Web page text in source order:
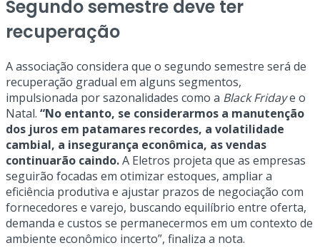
Segundo semestre deve ter
recuperação
A associação considera que o segundo semestre será de
recuperação gradual em alguns segmentos,
impulsionada por sazonalidades como a Black Fridaye o
Natal. “No entanto, se considerarmos a manutenção
dos juros em patamares recordes, a volatilidade
cambial, a insegurança econômica, as vendas
continuarão caindo.A Eletros projeta que as empresas
seguirão focadas em otimizar estoques, ampliar a
eficiência produtiva e ajustar prazos de negociação com
fornecedores e varejo, buscando equilíbrio entre oferta,
demanda e custos se permanecermos em um contexto de
ambiente econômico incerto”, finaliza a nota.